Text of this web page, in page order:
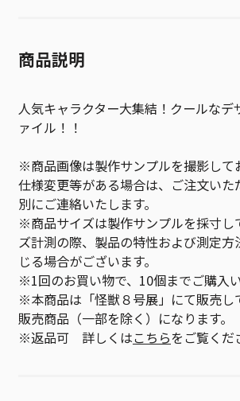
商品説明
人気キャラクター大集結！クールなデ
ァイル！！
※商品画像は製作サンプルを撮影して
仕様変更等がある場合は、ご注文いた
別にご連絡いたします。
※商品サイズは製作サンプルを採寸し
ズ計測の際、製品の特性および測定
じる場合がございます。
※1回のお買い物で、10個までご購入い
※本商品は「怪獣８号展」にて販売し
販売商品（一部を除く）になります。
※返品可 詳しくはこちらをご覧くだ